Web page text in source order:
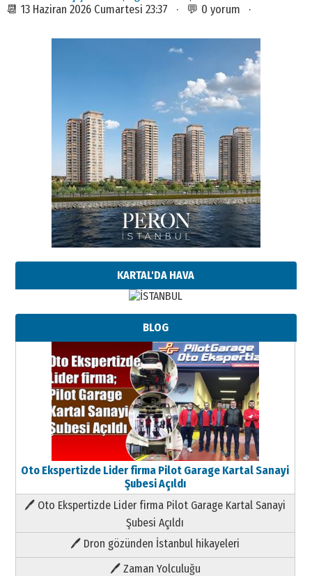
📆 13 Haziran 2026 Cumartesi 23:37 · 💬 0 yorum ·
KARTAL'DA HAVA
BLOG
Oto Ekspertizde Lider firma Pilot Garage Kartal Sanayi
Şubesi Açıldı
🖊 Oto Ekspertizde Lider firma Pilot Garage Kartal Sanayi
Şubesi Açıldı
🖊 Dron gözünden İstanbul hikayeleri
🖊 Zaman Yolculuğu